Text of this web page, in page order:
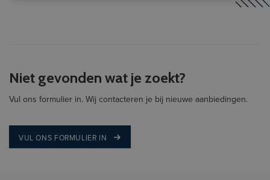
Niet gevonden wat je zoekt?
Vul ons formulier in. Wij contacteren je bij nieuwe aanbiedingen.
VUL ONS FORMULIER IN